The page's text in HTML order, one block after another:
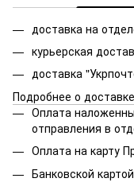
доставка на
курьерская
доставка
Подробнее о доставке
Оплата
отправления в
Оплата на карту
Банковской